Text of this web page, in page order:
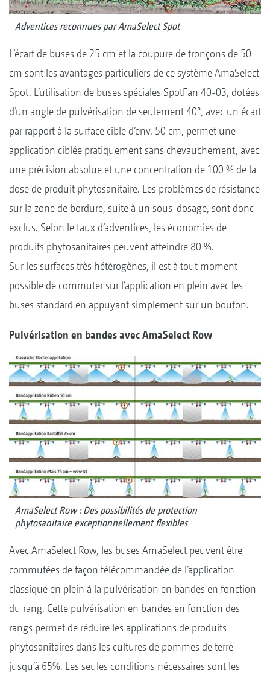
Adventices reconnues par AmaSelect Spot
L’écart de buses de 25 cm et la coupure de tronçons de 50
cm sont les avantages particuliers de ce système AmaSelect
Spot. L’utilisation de buses spéciales SpotFan 40-03, dotées
d’un angle de pulvérisation de seulement 40°, avec un écart
par rapport à la surface cible d’env. 50 cm, permet une
application ciblée pratiquement sans chevauchement, avec
une précision absolue et une concentration de 100 % de la
dose de produit phytosanitaire. Les problèmes de résistance
sur la zone de bordure, suite à un sous-dosage, sont donc
exclus. Selon le taux d’adventices, les économies de
produits phytosanitaires peuvent atteindre 80 %.
Sur les surfaces très hétérogènes, il est à tout moment
possible de commuter sur l’application en plein avec les
buses standard en appuyant simplement sur un bouton.
Pulvérisation en bandes avec AmaSelect Row
AmaSelect Row : Des possibilités de protection
phytosanitaire exceptionnellement flexibles
Avec AmaSelect Row, les buses AmaSelect peuvent être
commutées de façon télécommandée de l’application
classique en plein à la pulvérisation en bandes en fonction
du rang. Cette pulvérisation en bandes en fonction des
rangs permet de réduire les applications de produits
phytosanitaires dans les cultures de pommes de terre
jusqu’à 65%. Les seules conditions nécessaires sont les